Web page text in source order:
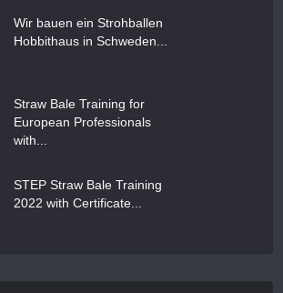
Wir bauen ein Strohballen
Hobbithaus in Schweden...
Straw Bale Training for
European Professionals
with...
STEP Straw Bale Training
2022 with Certificate...